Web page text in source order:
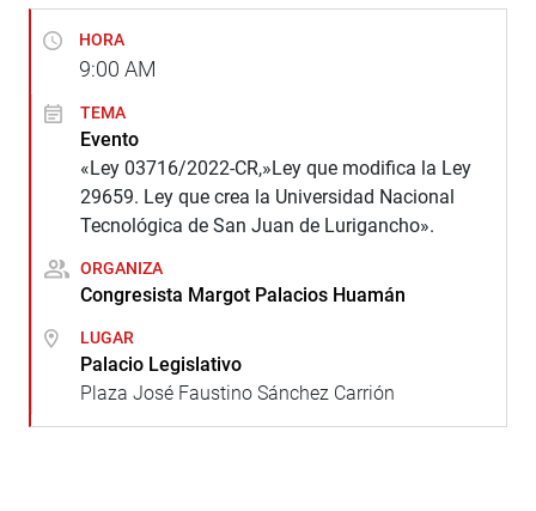
HORA
9:00 AM
TEMA
Evento
«Ley 03716/2022-CR,»Ley que modifica la Ley
29659. Ley que crea la Universidad Nacional
Tecnológica de San Juan de Lurigancho».
ORGANIZA
Congresista Margot Palacios Huamán
LUGAR
Palacio Legislativo
Plaza José Faustino Sánchez Carrión